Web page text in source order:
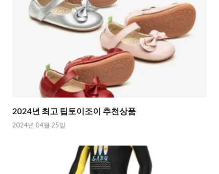
2024년 최고 팁토이조이 추천상품
2024년 04월 25일